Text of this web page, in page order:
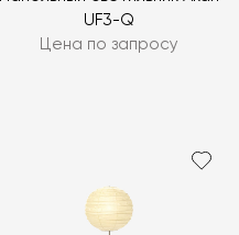
UF3-Q
Цена по запросу